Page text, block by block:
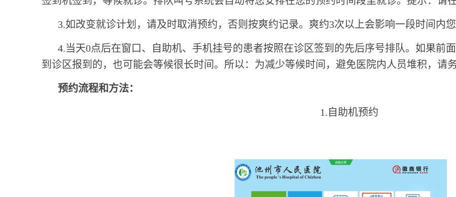
3.如改变就诊计划，请及时取消预约，否则按爽约记录。爽约3次以上会影响一段时间内您
4.当天0点后在窗口、自助机、手机挂号的患者按照在诊区签到的先后序号排队。如果前
到诊区报到的，也可能会等候很长时间。所以：为减少等候时间，避免医院内人员堆积，请
预约流程和方法：
1.自助机预约